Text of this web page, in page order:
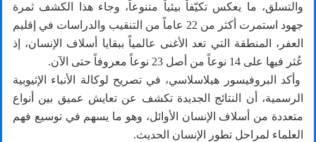
والتسلق، ما يعكس تكيّفاً بيئياً متنوعاً، وجاء هذا الكشف ثمرة
جهود استمرت أكثر من 22 عاماً من التنقيب والدراسات في إقليم
العفر، المنطقة التي تعد الأغنى عالمياً ببقايا أسلاف الإنسان، إذ
عُثر فيها على 14 نوعاً من أصل 23 نوعاً معروفاً حتى الآن.
وأكد البروفيسور هيلاسلاسي، في تصريح لوكالة الأنباء الإثيوبية
الرسمية، أن النتائج الجديدة تكشف عن تعايش عميق بين أنواع
متعددة من أسلاف الإنسان الأوائل، وهو ما يسهم في توسيع فهم
العلماء لمراحل تطور الإنسان الحديث.